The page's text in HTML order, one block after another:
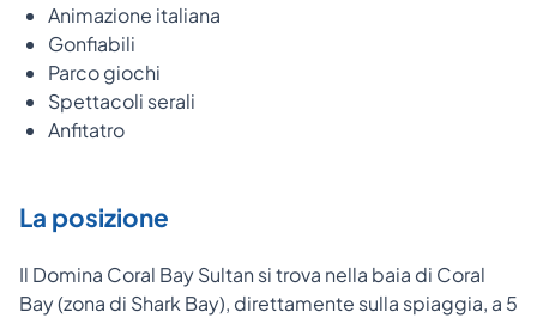
Animazione italiana
Gonfiabili
Parco giochi
Spettacoli serali
Anfitatro
La posizione
Il Domina Coral Bay Sultan si trova nella baia di Coral
Bay (zona di Shark Bay), direttamente sulla spiaggia, a 5